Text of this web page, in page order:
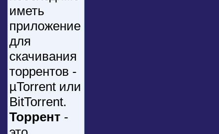
иметь
приложение
для
скачивания
торрентов -
µTorrent или
BitTorrent.
Торрент -